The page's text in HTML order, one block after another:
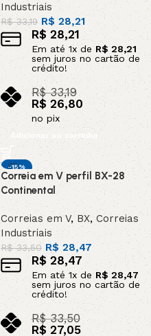
Industriais
R$33,19 R$ 28,21
R$28,21
Em até 1x deR$ 28,21
sem juros no cartão de
crédito!
R$33,19
R$26,80
no pix
Adicionar ao carrinho
-15%
Correia em V perfil BX-28
Continental
Correias em V, BX,Correias
Industriais
R$33,50 R$ 28,47
R$ 28,47
Em até 1x de R$ 28,47
sem juros no cartão de
crédito!
R$33,50
R$27,05